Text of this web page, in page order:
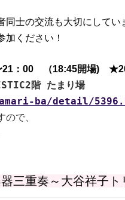
同士の交流も大切にしてい
加ください！
21：00 （18:45開場) ★
階 たまり場
ba/detail/
で、
三重奏～大谷祥子ト